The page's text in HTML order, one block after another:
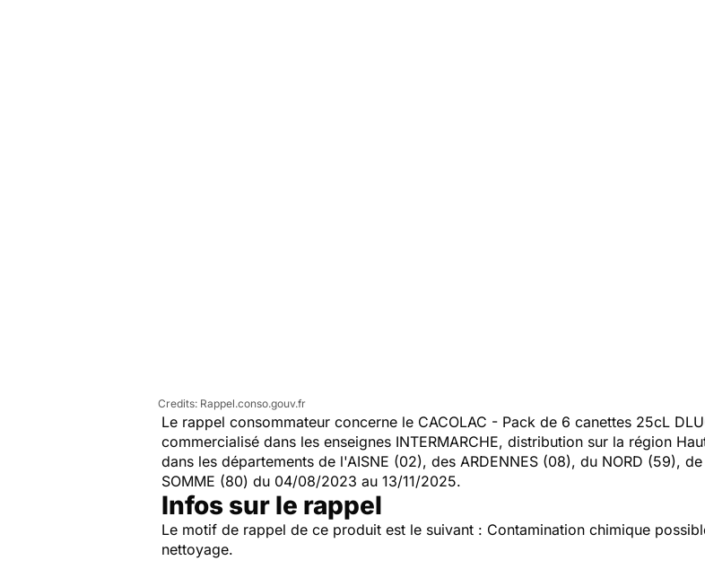
Rappel.conso.gouv.fr
Le rappel consommateur concerne le CACOLAC - Pack de 6 canettes 25cL
commercialisé dans les enseignes INTERMARCHE, distribution sur la région
dans les départements de l'AISNE (02), des ARDENNES (08), du NORD (59),
SOMME (80) du 04/08/2023 au 13/11/2025.
Infos sur le rappel
Le motif de rappel de ce produit est le suivant : Contamination chimique
nettoyage.